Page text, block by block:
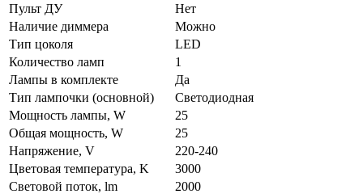
Пульт ДУ
Нет
Наличие диммера
Можно
Тип цоколя
LED
Количество ламп
1
Лампы в комплекте
Да
Тип лампочки (основной)
Светодиодная
Мощность лампы, W
25
Общая мощность, W
25
Напряжение, V
220-240
Цветовая температура, K
3000
Световой поток, lm
2000